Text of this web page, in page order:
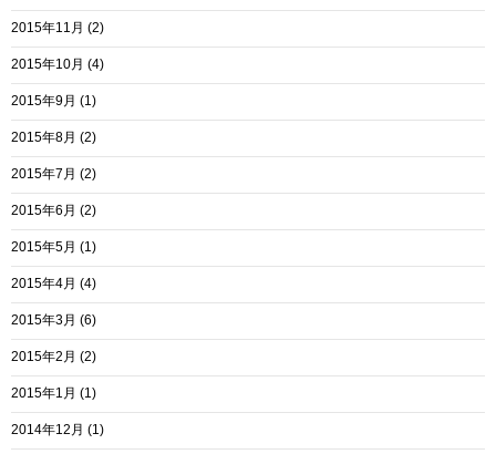
2015年11月 (2)
2015年10月 (4)
2015年9月 (1)
2015年8月 (2)
2015年7月 (2)
2015年6月 (2)
2015年5月 (1)
2015年4月 (4)
2015年3月 (6)
2015年2月 (2)
2015年1月 (1)
2014年12月 (1)